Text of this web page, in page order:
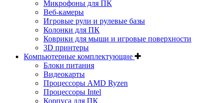
Микрофоны для ПК
Веб-камеры
Игровые рули и рулевые базы
Колонки для ПК
Коврики для мыши и игровые поверхности
3D принтеры
Компьютерные комплектующие
Блоки питания
Видеокарты
Процессоры AMD Ryzen
Процессоры Intel
Корпуса для ПК